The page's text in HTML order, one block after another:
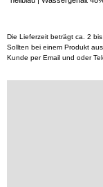
Die Lieferzeit beträgt ca. 2 bis
Sollten bei einem Produkt
Kunde per Email und oder